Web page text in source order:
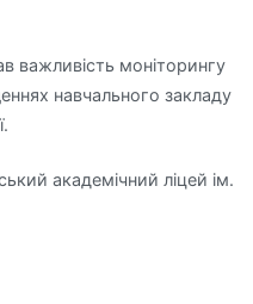
важливість моніторингу
навчального закладу
академічний ліцей ім.